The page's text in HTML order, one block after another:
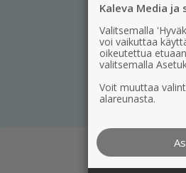
Kaleva Media
Valitsemalla
voi vaikuttaa
oikeutettua
valitsemalla
Voit muuttaa
alareunasta.